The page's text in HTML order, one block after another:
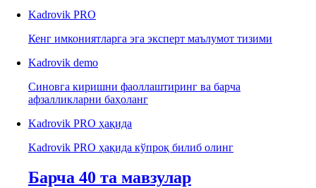
Kadrovik PRO
Кенг имкониятларга эга эксперт маълумот тизими
Kadrovik demo
Синовга киришни фаоллаштиринг ва барча
афзалликларни баҳоланг
Kadrovik PRO ҳақида
Kadrovik PRO ҳақида кўпроқ билиб олинг
Барча 40 та мавзулар